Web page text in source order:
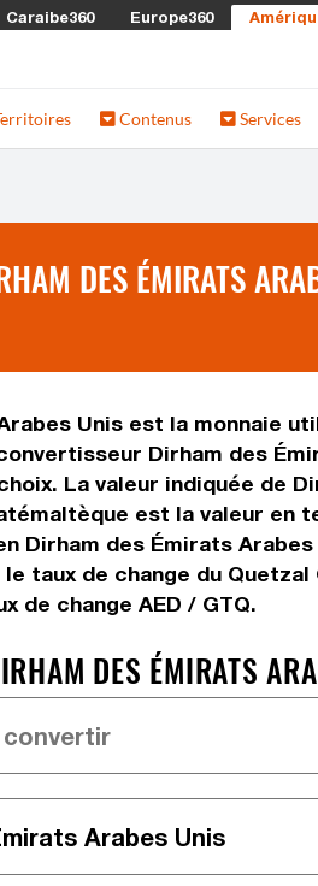
Caraibe360 Europe360
Contenus Services
DES ÉMIRATS
Unis est la monnaie
Dirham des
La valeur indiquée de
est la valeur en
Dirham des Émirats
taux de change du
de change AED / GTQ.
DES ÉMIRATS